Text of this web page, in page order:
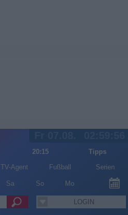
20:15
Tipps
TV-Agent Fußball Serien
Sa So Mo
LOGIN